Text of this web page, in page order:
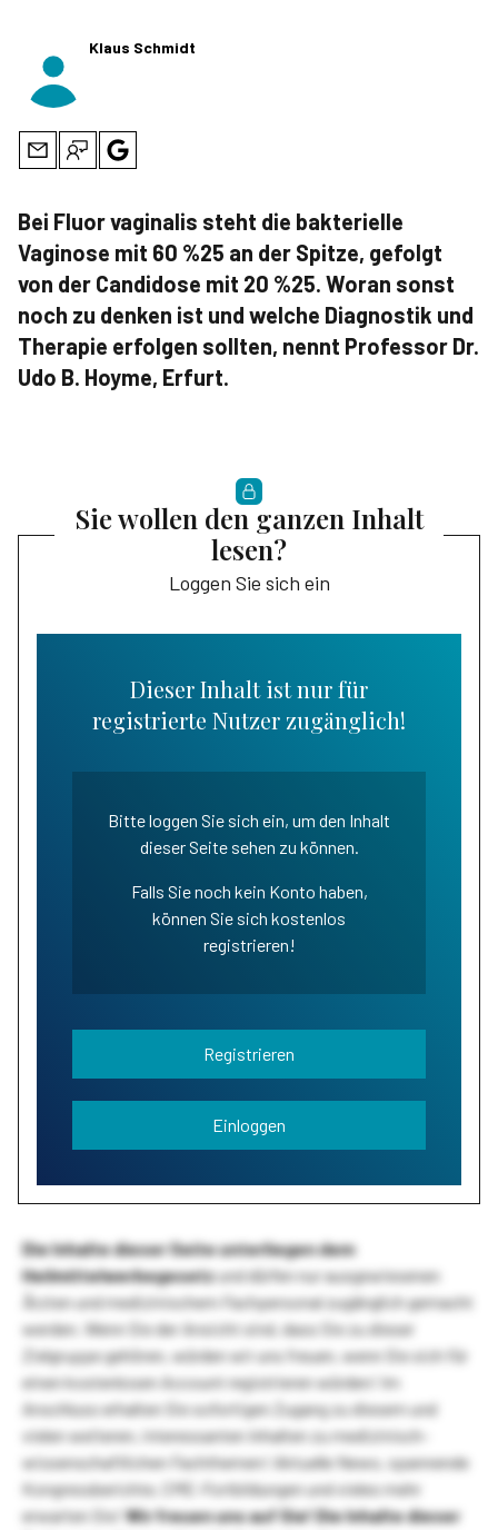
Klaus Schmidt
Bei Fluor vaginalis steht die bakterielle
Vaginose mit 60 %25 an der Spitze, gefolgt
von der Candidose mit 20 %25. Woran sonst
noch zu denken ist und welche Diagnostik und
Therapie erfolgen sollten, nennt Professor Dr.
Udo B. Hoyme, Erfurt.
Sie wollen den ganzen Inhalt
lesen?
Loggen Sie sich ein
Dieser Inhalt ist nur für
registrierte Nutzer zugänglich!
Bitte loggen Sie sich ein, um den Inhalt
dieser Seite sehen zu können.
Falls Sie noch kein Konto haben,
können Sie sich kostenlos
registrieren!
Registrieren
Einloggen
Die Inhalte dieser Seite unterliegen dem
Heilmittelwerbegesetzund dürfen nur ausgewiesenen
Ärzten und medizinischem Fachpersonal zugänglich gemacht
werden. Wenn Sie der Ansicht sind, dass Sie zu dieser
Zielgruppe gehören, würden wir uns freuen, wenn Sie sich für
einen kostenlosen Account registrieren würden! Im
Anschluss erhalten Sie sofortigen Zugang zu diesem und
vielen weiteren, interessanten Inhalten zu medizinisch-
wissenschaftlichen Fachthemen! Aktuelle News, spannende
Kongressberichte, CME-Fortbildungen und vieles mehr
erwarten Sie!Wir freuen uns auf Sie!Die Inhalte dieser